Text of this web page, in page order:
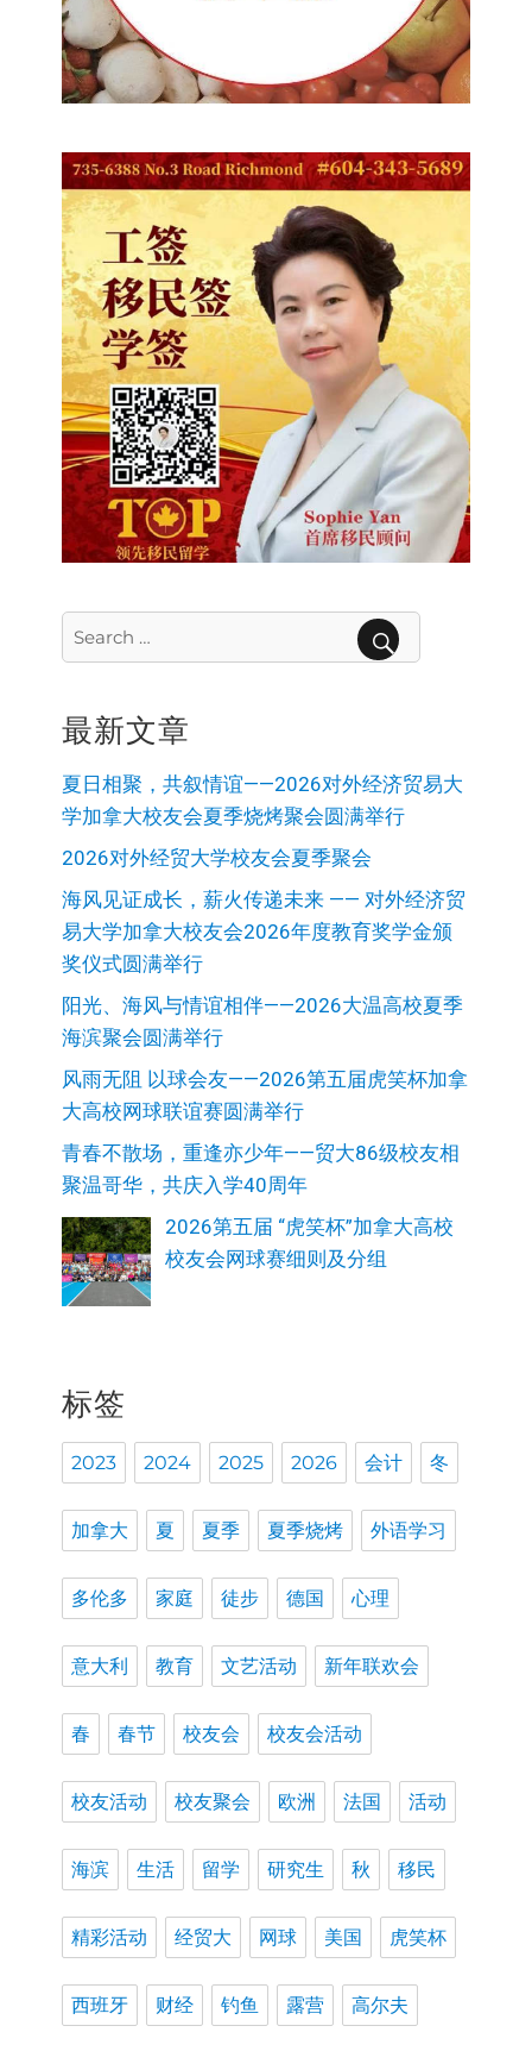
for:
最新文章
夏日相聚，共叙情谊——2026对外经济贸易大
学加拿大校友会夏季烧烤聚会圆满举行
2026对外经贸大学校友会夏季聚会
海风见证成长，薪火传递未来 —— 对外经济贸
易大学加拿大校友会2026年度教育奖学金颁
奖仪式圆满举行
阳光、海风与情谊相伴——2026大温高校夏季
海滨聚会圆满举行
风雨无阻 以球会友——2026第五届虎笑杯加拿
大高校网球联谊赛圆满举行
青春不散场，重逢亦少年——贸大86级校友相
聚温哥华，共庆入学40周年
2026第五届 “虎笑杯”加拿大高校
校友会网球赛细则及分组
标签
2023 2024 2025 2026 会计 冬
加拿大 夏 夏季 夏季烧烤 外语学习
多伦多 家庭 徒步 德国 心理
意大利 教育 文艺活动 新年联欢会
春 春节 校友会 校友会活动
校友活动 校友聚会 欧洲 法国 活动
海滨 生活 留学 研究生 秋 移民
精彩活动 经贸大 网球 美国 虎笑杯
西班牙 财经 钓鱼 露营 高尔夫